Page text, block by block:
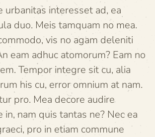
urbanitas interesset ad, ea
duo. Meis tamquam no mea.
vis no agam deleniti
eam adhuc atomorum? Eam no
Tempor integre sit cu, alia
his cu, error omnium at nam.
pro. Mea decore audire
in, nam quis tantas ne? Nec ea
pro in etiam commune